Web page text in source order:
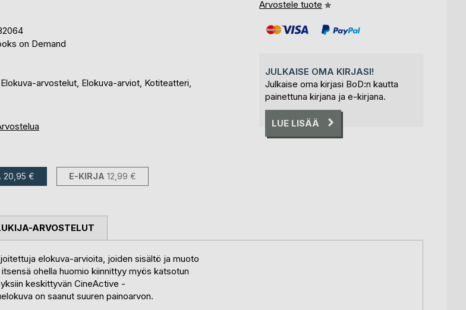
on Demand
arvostelut, Elokuva-arviot, Kotiteatteri,
20,95 € E-KIRJA 12,99 €
Arvostele tuote
JULKAISE OMA KIRJASI!
Julkaise oma kirjasi BoD:n kautta
painettuna kirjana ja e-kirjana.
LUE LISÄÄ
elokuva-arvioita, joiden sisältö ja muoto
ohella huomio kiinnittyy myös katsotun
keskittyvän CineActive -
on saanut suuren painoarvon.
ARVOSTELUT